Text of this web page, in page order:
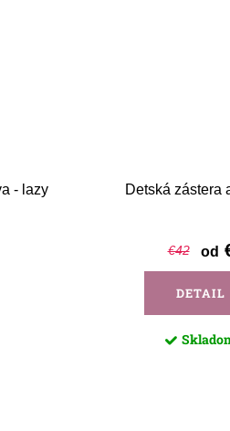
- lazy Detská zástera
€42 od
DETAIL